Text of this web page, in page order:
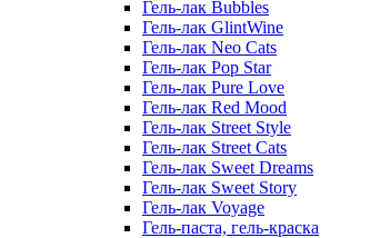
Гель-лак Bubbles
Гель-лак GlintWine
Гель-лак Neo Cats
Гель-лак Pop Star
Гель-лак Pure Love
Гель-лак Red Mood
Гель-лак Street Style
Гель-лак Street Cats
Гель-лак Sweet Dreams
Гель-лак Sweet Story
Гель-лак Voyage
Гель-паста, гель-краска